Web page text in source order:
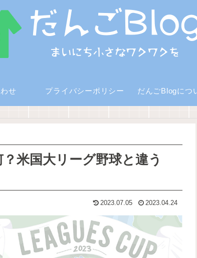
せ プライバシーポリシー だんごBlogにつ
米国大リーグ野球と違う
2023.07.05 2023.04.24